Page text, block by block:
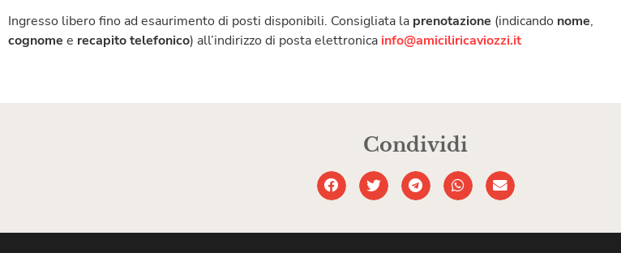
Ingresso libero fino ad esaurimento di posti disponibili. Consigliata la prenotazione (indicando nome,
cognome e recapito telefonico) all’indirizzo di posta elettronica info@amiciliricaviozzi.it
Condividi